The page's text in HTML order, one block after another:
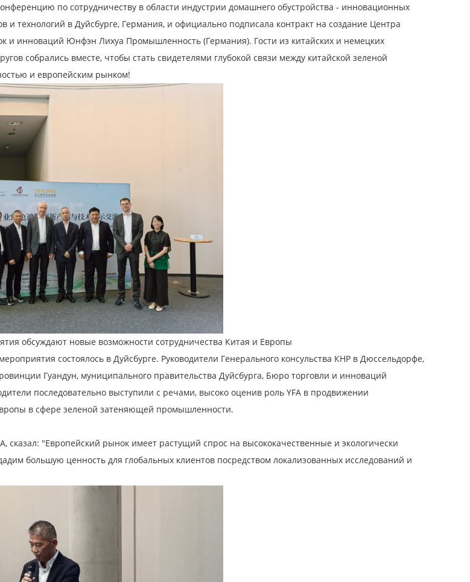
по сотрудничеству в области индустрии домашнего обустройства - инновационных
и технологий в Дуйсбурге, Германия, и официально подписала контракт на создание Центра
и инноваций Юнфэн Лихуа Промышленность (Германия). Гости из китайских и немецких
собрались вместе, чтобы стать свидетелями глубокой связи между китайской зеленой
и европейским рынком!
обсуждают новые возможности сотрудничества Китая и Европы
состоялось в Дуйсбурге. Руководители Генерального консульства КНР в Дюссельдорфе,
Гуандун, муниципального правительства Дуйсбурга, Бюро торговли и инноваций
последовательно выступили с речами, высоко оценив роль YFA в продвижении
в сфере зеленой затеняющей промышленности.
сказал: "Европейский рынок имеет растущий спрос на высококачественные и экологически
большую ценность для глобальных клиентов посредством локализованных исследований и